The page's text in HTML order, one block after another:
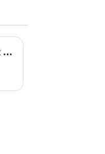
Explication détaillée des caractéristiques, des techniques de traitement et des applications des matériaux PE et PP